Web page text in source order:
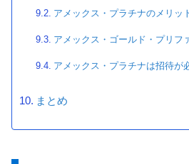
アメックス・プラチナのメリッ
アメックス・ゴールド・プリフ
アメックス・プラチナは招待が
まとめ